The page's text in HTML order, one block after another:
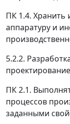
ПК 1.4. Хранить
аппаратуру и
5.2.2.
ПК 2.1.
процессов
заданными